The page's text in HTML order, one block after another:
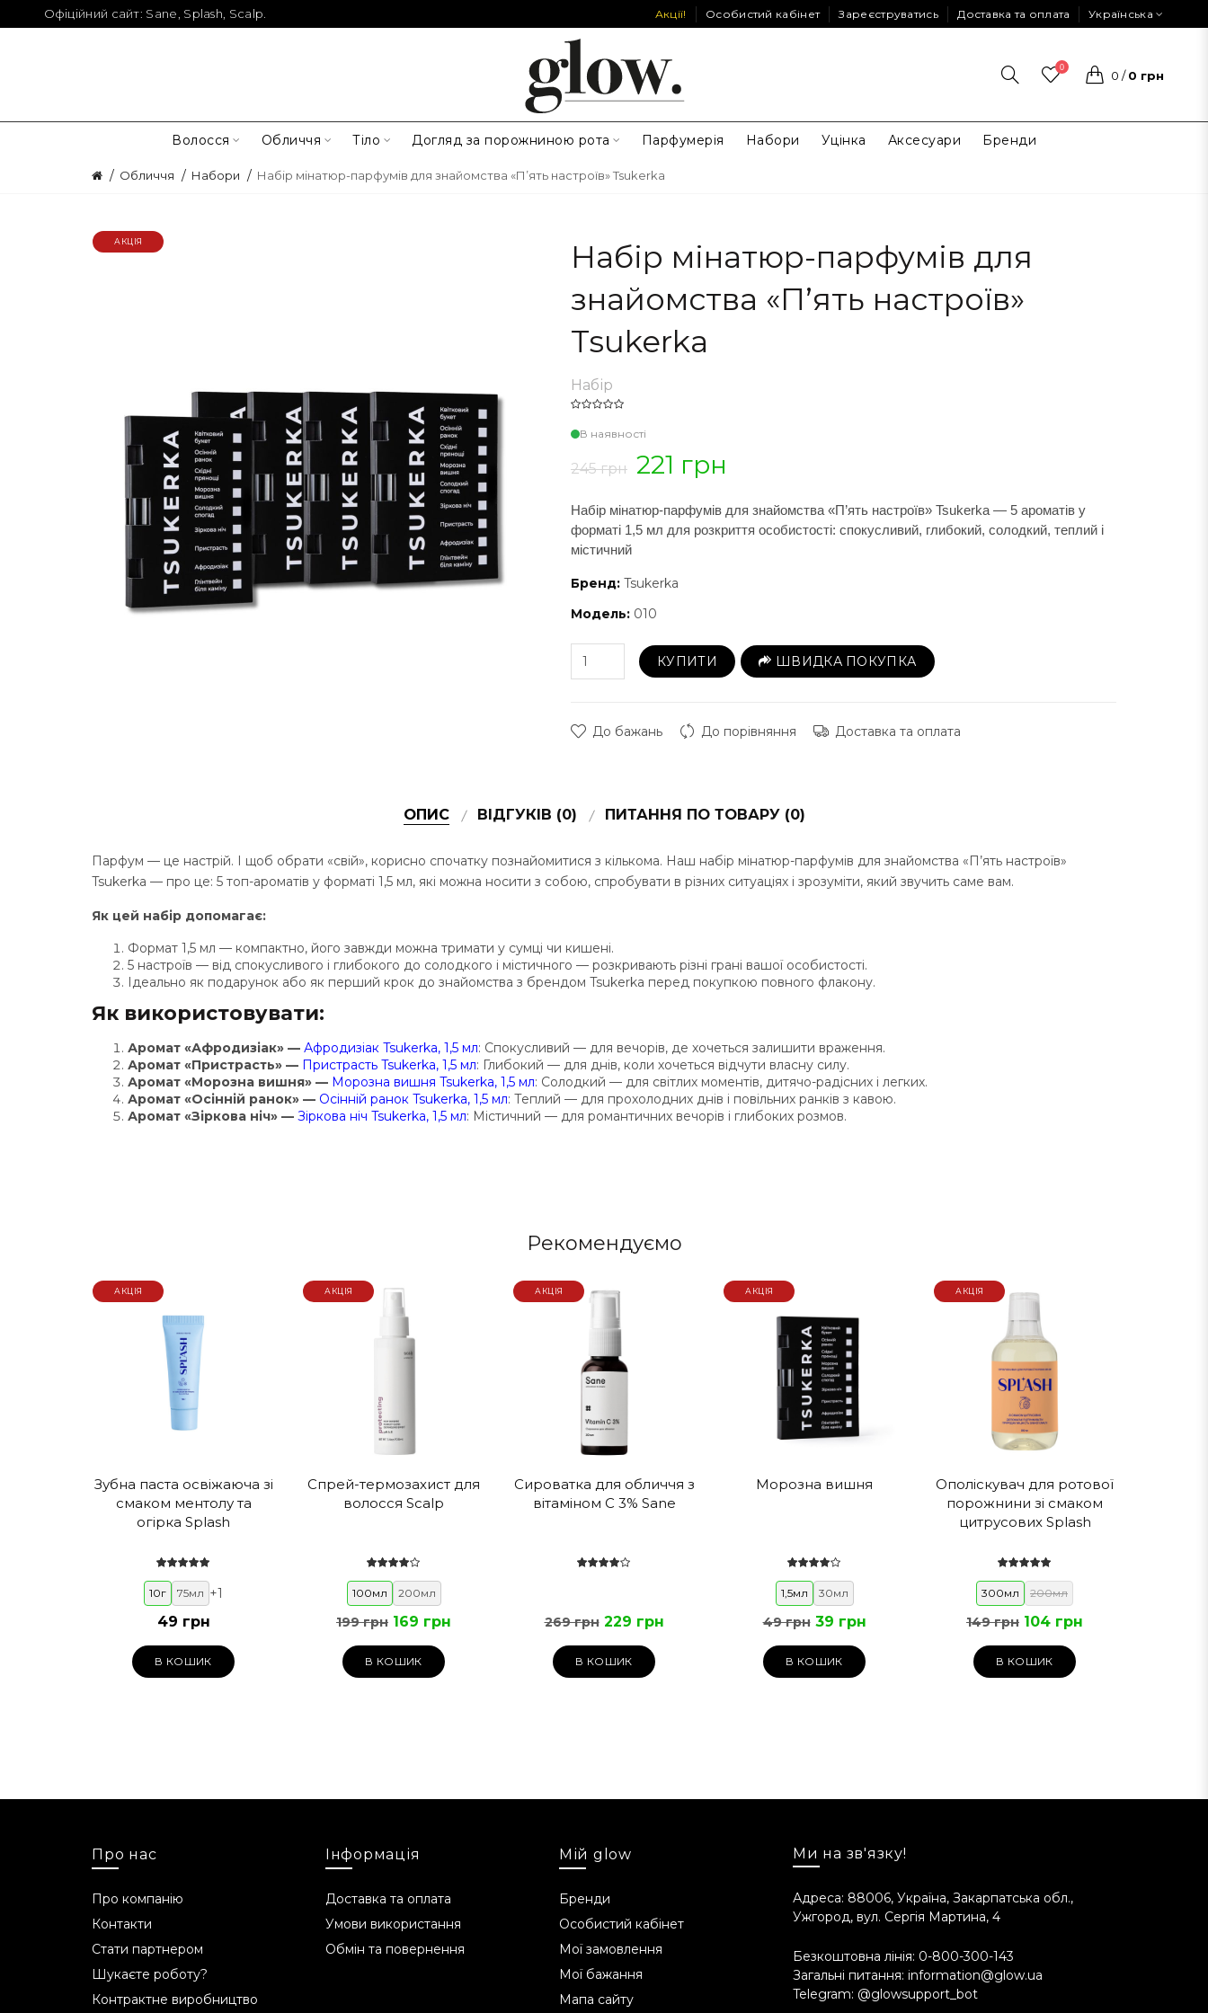
Офіційний сайт: Sane Splash Scalp Акції! Особистий кабінет Зареєструватись Доставка та оплата Українська
0
0 / 0 грн
Волосся Обличчя Тіло Догляд за порожниною рота Парфумерія Набори Уцінка Аксесуари Бренди
Обличчя Набори Набір мінатюр-парфумів для знайомства «П’ять настроїв» Tsukerka
АКЦІЯ
Набір мінатюр-парфумів для
знайомства «П’ять настроїв»
Tsukerka
Набір
В наявності
245 грн 221 грн
Набір мінатюр-парфумів для знайомства «П’ять настроїв» Tsukerka — 5 ароматів у
форматі 1,5 мл для розкриття особистості: спокусливий, глибокий, солодкий, теплий і
містичний
Бренд: Tsukerka
Модель: 010
КУПИТИ ШВИДКА ПОКУПКА
До бажань До порівняння Доставка та оплата
ОПИС ВІДГУКІВ (0) ПИТАННЯ ПО ТОВАРУ (0)
Парфум — це настрій. І щоб обрати «свій», корисно спочатку познайомитися з кількома. Наш набір мінатюр-парфумів для знайомства «П’ять настроїв»
Tsukerka — про це: 5 топ-ароматів у форматі 1,5 мл, які можна носити з собою, спробувати в різних ситуаціях і зрозуміти, який звучить саме вам.
Як цей набір допомагає:
Формат 1,5 мл — компактно, його завжди можна тримати у сумці чи кишені.
5 настроїв — від спокусливого і глибокого до солодкого і містичного — розкривають різні грані вашої особистості.
Ідеально як подарунок або як перший крок до знайомства з брендом Tsukerka перед покупкою повного флакону.
Як використовувати:
Аромат «Афродизіак» — Афродизіак Tsukerka, 1,5 мл: Спокусливий — для вечорів, де хочеться залишити враження.
Аромат «Пристрасть» — Пристрасть Tsukerka, 1,5 мл: Глибокий — для днів, коли хочеться відчути власну силу.
Аромат «Морозна вишня» — Морозна вишня Tsukerka, 1,5 мл: Солодкий — для світлих моментів, дитячо-радісних і легких.
Аромат «Осінній ранок» — Осінній ранок Tsukerka, 1,5 мл: Теплий — для прохолодних днів і повільних ранків з кавою.
Аромат «Зіркова ніч» — Зіркова ніч Tsukerka, 1,5 мл: Містичний — для романтичних вечорів і глибоких розмов.
Рекомендуємо
АКЦІЯ
Зубна паста освіжаюча зі
смаком ментолу та
огірка Splash
10г 75мл +1
49 грн
В КОШИК
АКЦІЯ
Спрей-термозахист для
волосся Scalp
100мл 200мл
199 грн 169 грн
В КОШИК
АКЦІЯ
Сироватка для обличчя з
вітаміном С 3% Sane
269 грн 229 грн
В КОШИК
АКЦІЯ
Морозна вишня
1,5мл 30мл
49 грн 39 грн
В КОШИК
АКЦІЯ
Ополіскувач для ротової
порожнини зі смаком
цитрусових Splash
300мл 200мл
149 грн 104 грн
В КОШИК
Про нас
Про компанію
Контакти
Стати партнером
Шукаєте роботу?
Контрактне виробництво
Інформація
Доставка та оплата
Умови використання
Обмін та повернення
Мій glow
Бренди
Особистий кабінет
Мої замовлення
Мої бажання
Мапа сайту
Ми на зв'язку!
Адреса: 88006, Україна, Закарпатська обл.,
Ужгород, вул. Сергія Мартина, 4
Безкоштовна лінія: 0-800-300-143
Загальні питання: information@glow.ua
Telegram: @glowsupport_bot